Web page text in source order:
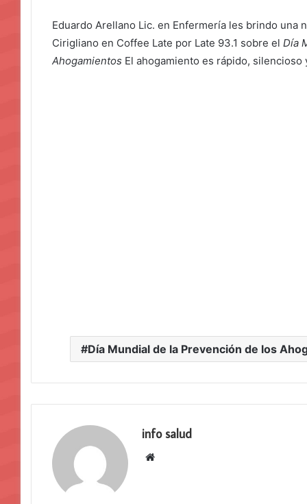
Eduardo Arellano Lic. en Enfermería les brindo una
Cirigliano en Coffee Late por Late 93.1 sobre el Día
Ahogamientos El ahogamiento es rápido, silencioso
Día Mundial de la Prevención de los
info salud
Sitio